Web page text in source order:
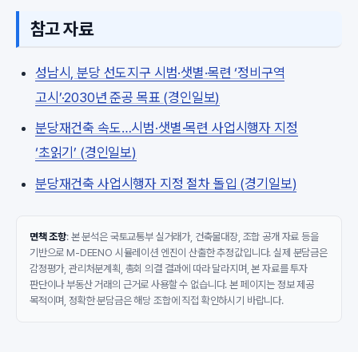
참고 자료
성남시, 분당 선도지구 시범·샛별·목련 ‘정비구역
고시’·2030년 준공 목표 (경인일보)
분당재건축 속도…시범·샛별·목련 사업시행자 지정
‘초읽기’ (경인일보)
분당재건축 사업시행자 지정 절차 돌입 (경기일보)
면책 조항: 본 분석은 국토교통부 실거래가, 건축물대장, 조합 공개 자료 등을
기반으로 M-DEENO 시뮬레이션 엔진이 산출한 추정값입니다. 실제 분담금은
감정평가, 관리처분계획, 총회 의결 결과에 따라 달라지며, 본 자료를 투자
판단이나 부동산 거래의 근거로 사용할 수 없습니다. 본 페이지는 정보 제공
목적이며, 정확한 분담금은 해당 조합에 직접 확인하시기 바랍니다.